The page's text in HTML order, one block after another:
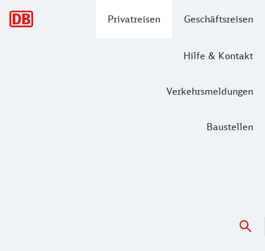
Privatreisen Geschäftsreisen
Hilfe & Kontakt
Verkehrsmeldungen
Baustellen